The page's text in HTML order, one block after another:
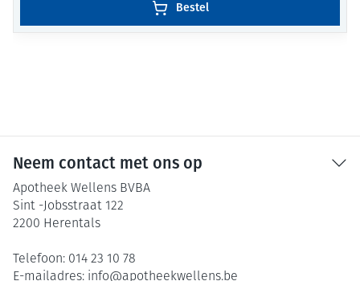
Bestel
Neem contact met ons op
Apotheek Wellens BVBA
Sint -Jobsstraat 122
2200 Herentals
Telefoon: 014 23 10 78
E-mailadres: info@apotheekwellens.be